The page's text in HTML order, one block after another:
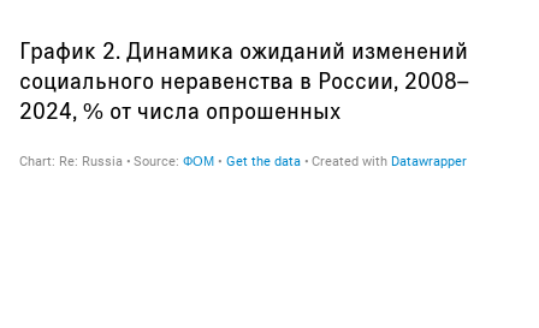
График 2. Динамика ожиданий изменений
социального неравенства в России, 2008–
2024, % от числа опрошенных